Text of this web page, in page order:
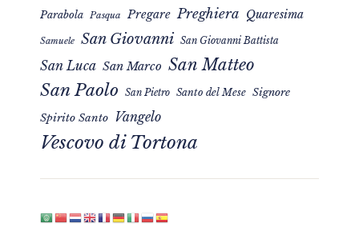
Parabola Pasqua Pregare Preghiera Quaresima
Samuele San Giovanni San Giovanni Battista
San Luca San Marco San Matteo
San Paolo San Pietro Santo del Mese Signore
Spirito Santo Vangelo
Vescovo di Tortona